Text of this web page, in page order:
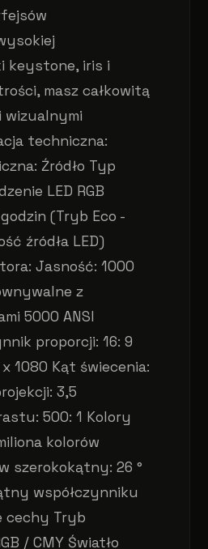
keystone, iris i
masz całkowitą
wizualnymi
techniczna:
Źródło Typ
LED RGB
(Tryb Eco -
źródła LED)
Jasność: 1000
z
5000 ANSI
proporcji: 16: 9
1080 Kąt świecenia:
3,5
500: 1 Kolory
kolorów
szerokokątny: 26 °
współczynniku
cechy Tryb
/ CMY Światło